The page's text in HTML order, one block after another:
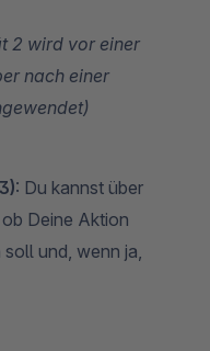
2 wird vor einer
nach einer
: Du kannst über
Deine Aktion
und, wenn ja,